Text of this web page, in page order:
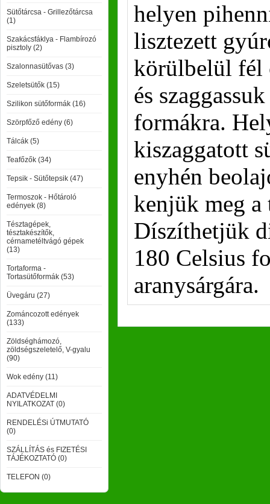
Sütőtárcsa - Grillezőtárcsa
(1)
Szakácsfáklya - Flambírozó
pisztoly (2)
Szalonnasütővas (3)
Szeletsütők (15)
Szilikon sütőformák (16)
Szörpfőző edény (6)
Tálcák (5)
Teafőzők (34)
Tepsik - Sütőtepsik (47)
Termoszok - Hőtároló
edények (8)
Tésztagépek,
tésztakészítők,
cérnametéltvágó gépek
(13)
Tortaforma -
Tortasütőformák (53)
Üvegáru (27)
Zománcozott edények
(133)
Zöldséghámozó,
zöldségszeletelő, V-gyalu
(90)
Wok edény (11)
ADATVÉDELMI
NYILATKOZAT (0)
RENDELÉSi ÚTMUTATÓ
(0)
SZÁLLÍTÁS és FIZETÉSI
TÁJÉKOZTATÓ (0)
TELEFON (0)
helyen
lisztezett
körülbelül fél
és
formákra.
kiszaggatott
enyhén
kenjük meg a
Díszíthetjük
180 Celsius
aranysárgára.